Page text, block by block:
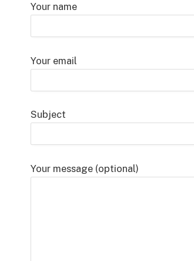
Your name
Your email
Subject
Your message (optional)